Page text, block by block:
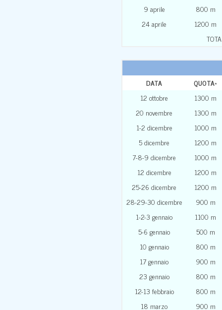
9 aprile
800 m
24 aprile
1200 m
DATA QUOTA*
12 ottobre
1300 m
20 novembre
1300 m
1-2 dicembre
1000 m
5 dicembre
1200 m
7-8-9 dicembre
1000 m
12 dicembre
1200 m
25-26 dicembre
1200 m
28-29-30 dicembre
900 m
1-2-3 gennaio
1100 m
5-6 gennaio
500 m
10 gennaio
800 m
17 gennaio
900 m
23 gennaio
800 m
12-13 febbraio
800 m
18 marzo
900 m